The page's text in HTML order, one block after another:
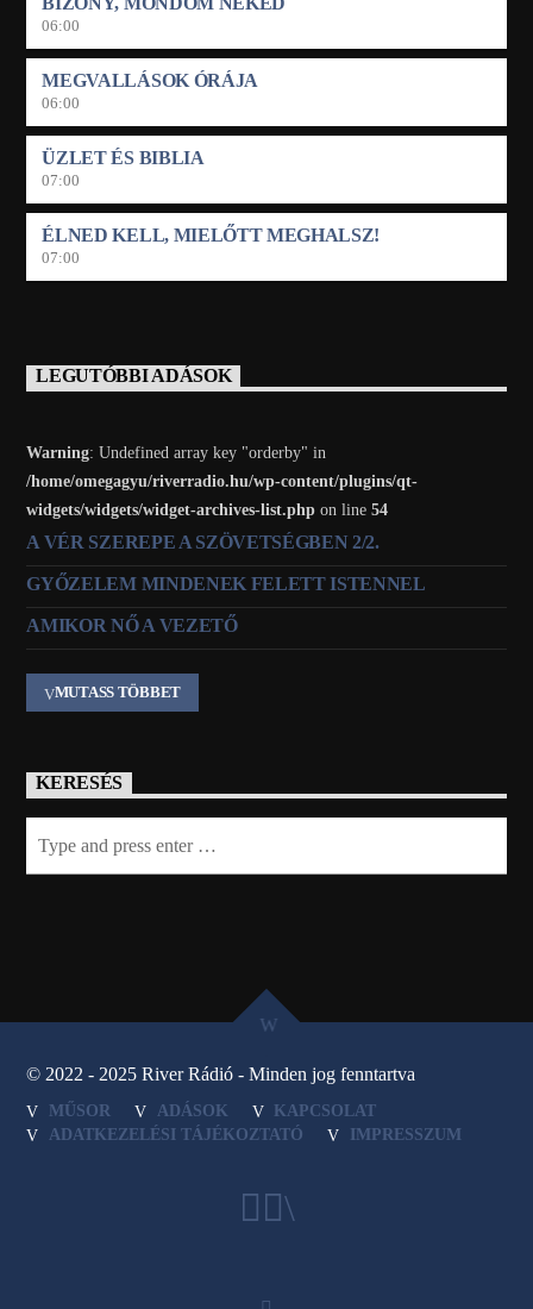
06:00
MEGVALLÁSOK ÓRÁJA
06:00
ÜZLET ÉS BIBLIA
07:00
ÉLNED KELL, MIELŐTT MEGHALSZ!
07:00
LEGUTÓBBI ADÁSOK
Warning: Undefined array key "orderby" in
/home/omegagyu/riverradio.hu/wp-content/plugins/qt-
widgets/widgets/widget-archives-list.php on line54
A VÉR SZEREPE A SZÖVETSÉGBEN 2/2.
GYŐZELEM MINDENEK FELETT ISTENNEL
AMIKOR NŐ A VEZETŐ
MUTASS TÖBBET
KERESÉS
© 2022 - 2025 River Rádió - Minden jog fenntartva
MŰSOR ADÁSOK
KAPCSOLAT
ADATKEZELÉSI TÁJÉKOZTATÓ
IMPRESSZUM